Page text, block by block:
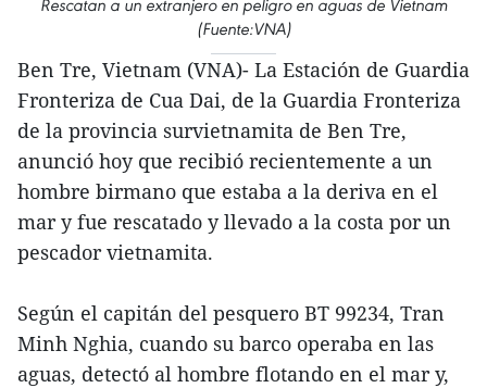
Rescatan a un extranjero en peligro en aguas de Vietnam
(Fuente:VNA)
Ben Tre, Vietnam (VNA)- La Estación de Guardia
Fronteriza de Cua Dai, de la Guardia Fronteriza
de la provincia survietnamita de Ben Tre,
anunció hoy que recibió recientemente a un
hombre birmano que estaba a la deriva en el
mar y fue rescatado y llevado a la costa por un
pescador vietnamita.
Según el capitán del pesquero BT 99234, Tran
Minh Nghia, cuando su barco operaba en las
aguas, detectó al hombre flotando en el mar y,